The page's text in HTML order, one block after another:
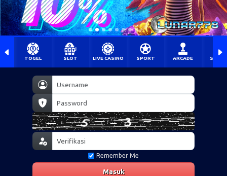
Remember Me
Masuk
TOGEL SLOT LIVE CASINO SPORT ARCADE